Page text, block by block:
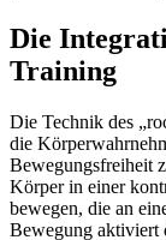
Die
Training
Die Technik des
die
Bewegungsfreiheit
Körper in einer
bewegen, die an
Bewegung aktiviert